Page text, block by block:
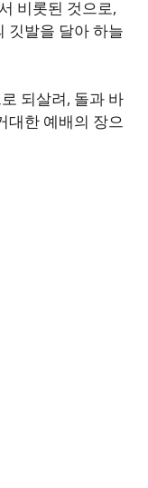
비롯된 것으로,
깃발을 달아 하늘
되살려, 돌과 바
대한 예배의 장으